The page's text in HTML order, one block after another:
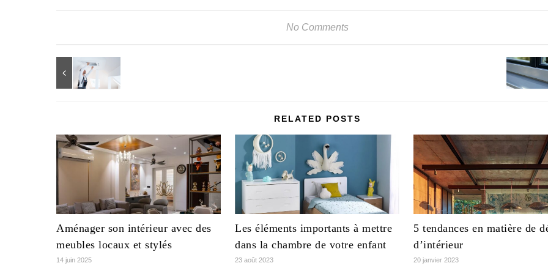
No Comments
RELATED POSTS
Aménager son intérieur avec des
meubles locaux et stylés
14 juin 2025
Les éléments importants à mettre
dans la chambre de votre enfant
23 août 2023
5 tendances en matière de
d’intérieur
20 janvier 2023